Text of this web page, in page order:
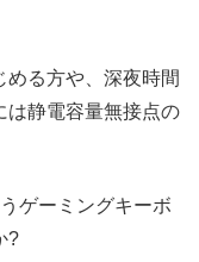
める方や、深夜時間
は静電容量無接点の
ゲーミングキーボ
?